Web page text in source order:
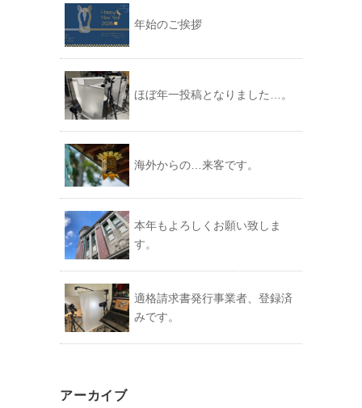
年始のご挨拶
ほぼ年一投稿となりました…。
海外からの…来客です。
本年もよろしくお願い致しま
す。
適格請求書発行事業者、登録済
みです。
アーカイブ